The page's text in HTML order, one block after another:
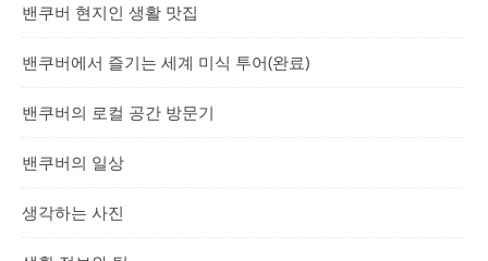
밴쿠버 현지인 생활 맛집
밴쿠버에서 즐기는 세계 미식 투어(완료)
밴쿠버의 로컬 공간 방문기
밴쿠버의 일상
생각하는 사진